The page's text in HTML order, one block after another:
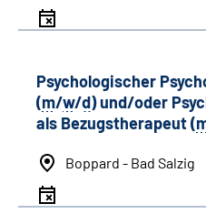
Psychologischer
(m/w/d) und/oder
als Bezugstherapeut (
Boppard - Bad Salzig